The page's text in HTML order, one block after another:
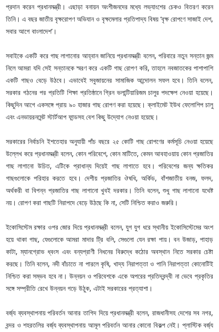
প্রদান করেন প্রধানমন্ত্রী। এছাড়া বনায়ন অংশীজনদের মধ্যে লভ্যাংশের চেকও বিতরণ করেন
তিনি। এ বছর জাতীয় বৃক্ষরোপণ অভিযান ও বৃক্ষমেলার প্রতিপাদ্য বিষয় ‘বৃক্ষ রোপণে সাজাই দেশ,
সবার আগে বাংলাদেশ’।
সবাইকে একটি করে গাছ লাগানোর আহ্বান জানিয়ে প্রধানমন্ত্রী বলেন, পরিবারে নতুন সন্তান জন্ম
নিলে আমরা যদি সেই সন্তানকে স্মরণ করে একটি গাছ রোপণ করি, তাহলে নবজাতকের পাশাপাশি
একটি গাছও বেড়ে উঠবে। এভাবেই সবুজায়নের সামাজিক আন্দোলন সফল হবে। তিনি বলেন,
সরকার গঠনের পর প্রতিটি শিক্ষা প্রতিষ্ঠানে গ্রিন ভলান্টিয়ারিজম চালুর পদক্ষেপ নেওয়া হয়েছে।
কিছুদিন আগে একসঙ্গে প্রায় ৯০ হাজার গাছ রোপণ করা হয়েছে। ক্লাইমেট ইউথ ফেলোশিপ চালু
এবং এনভায়রনমেন্ট স্টার্টআপ ফান্ডসহ বেশ কিছু উদ্যোগ নেওয়া হয়েছে।
সরকারের নির্বাচনি ইশতেহার অনুযায়ী পাঁচ বছরে ২৫ কোটি গাছ রোপণের কর্মসূচি নেওয়া হয়েছে
উল্লেখ করে প্রধানমন্ত্রী বলেন, কোন পরিবেশে, কোন মাটিতে, কেমন আবহাওয়ায় কোন প্রজাতির
গাছ লাগানো উচিত, এটিকে প্রাধান্য দিয়েই গাছ লাগাতে হবে। পরিবেশের জন্য ক্ষতিকর
গাছগুলোকে পরিহার করতে হবে। দেশীয় প্রজাতির ঔষধি, অর্কিড, বাঁশজাতীয় বনজ, ফলদ,
অর্থকরী বা বিপন্ন প্রজাতির গাছ লাগানো খুবই দরকার। তিনি বলেন, শুধু গাছ লাগানো যথেষ্ট
নয়। রোপণ করা গাছটি নিরাপদে বেড়ে উঠছে কি না, সেটি নিশ্চিত করাও জরুরি।
ইকোসিস্টেম রক্ষার ওপর জোর দিয়ে প্রধানমন্ত্রী বলেন, যুগ যুগ ধরে স্থানীয় ইকোসিস্টেমের অংশ
হয়ে থাকা গাছ, যেগুলোকে আমরা মাদার ট্রি বলি, সেগুলো যেন রক্ষা পায়। বন উজাড়, পাহাড়
কাটা, ম্যানগ্রোভ ধ্বংস এবং বন্যপ্রাণী নিধনের বিরুদ্ধে কঠোর অবস্থান নিতে সরকার চেষ্টা
করছে। তিনি বলেন, নদী বাঁচাতে না পারলে কৃষি, খাদ্য নিরাপত্তা ও পানি নিরাপত্তা কোনোটিই
নিশ্চিত করা সম্ভব হবে না। উন্নয়ন ও পরিবেশকে একে অপরের প্রতিদ্বন্দ্বী না ভেবে প্রকৃতির
সঙ্গে সম্প্রীতি রেখে উন্নয়ন গড়ে উঠুক, এটাই সরকারের প্রত্যাশা।
বর্জ্য ব্যবস্থাপনায় পরিবর্তন আনার তাগিদ দিয়ে প্রধানমন্ত্রী বলেন, রাজধানীসহ দেশের সব নগর,
বন্দর ও শহরতলির বর্জ্য ব্যবস্থাপনায় আমূল পরিবর্তন আনার কোনো বিকল্প নেই। প্লাস্টিক বর্জ্য